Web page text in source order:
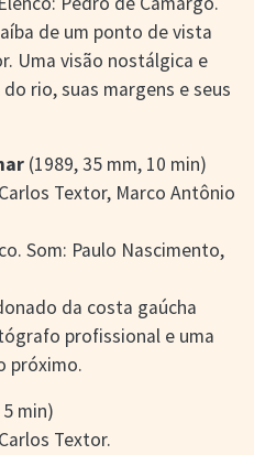
de um ponto de vista
Uma visão nostálgica e
rio, suas margens e seus
(1989, 35 mm, 10 min)
Textor, Marco Antônio
Som: Paulo Nascimento,
da costa gaúcha
profissional e uma
próximo.
min)
Textor.